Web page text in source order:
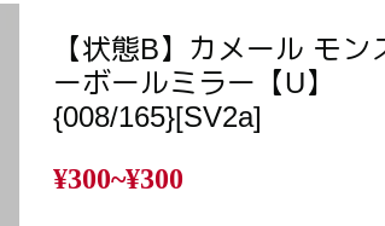
【状態B】カメール モン
ーボールミラー【U】
{008/165}[SV2a]
¥300~¥300